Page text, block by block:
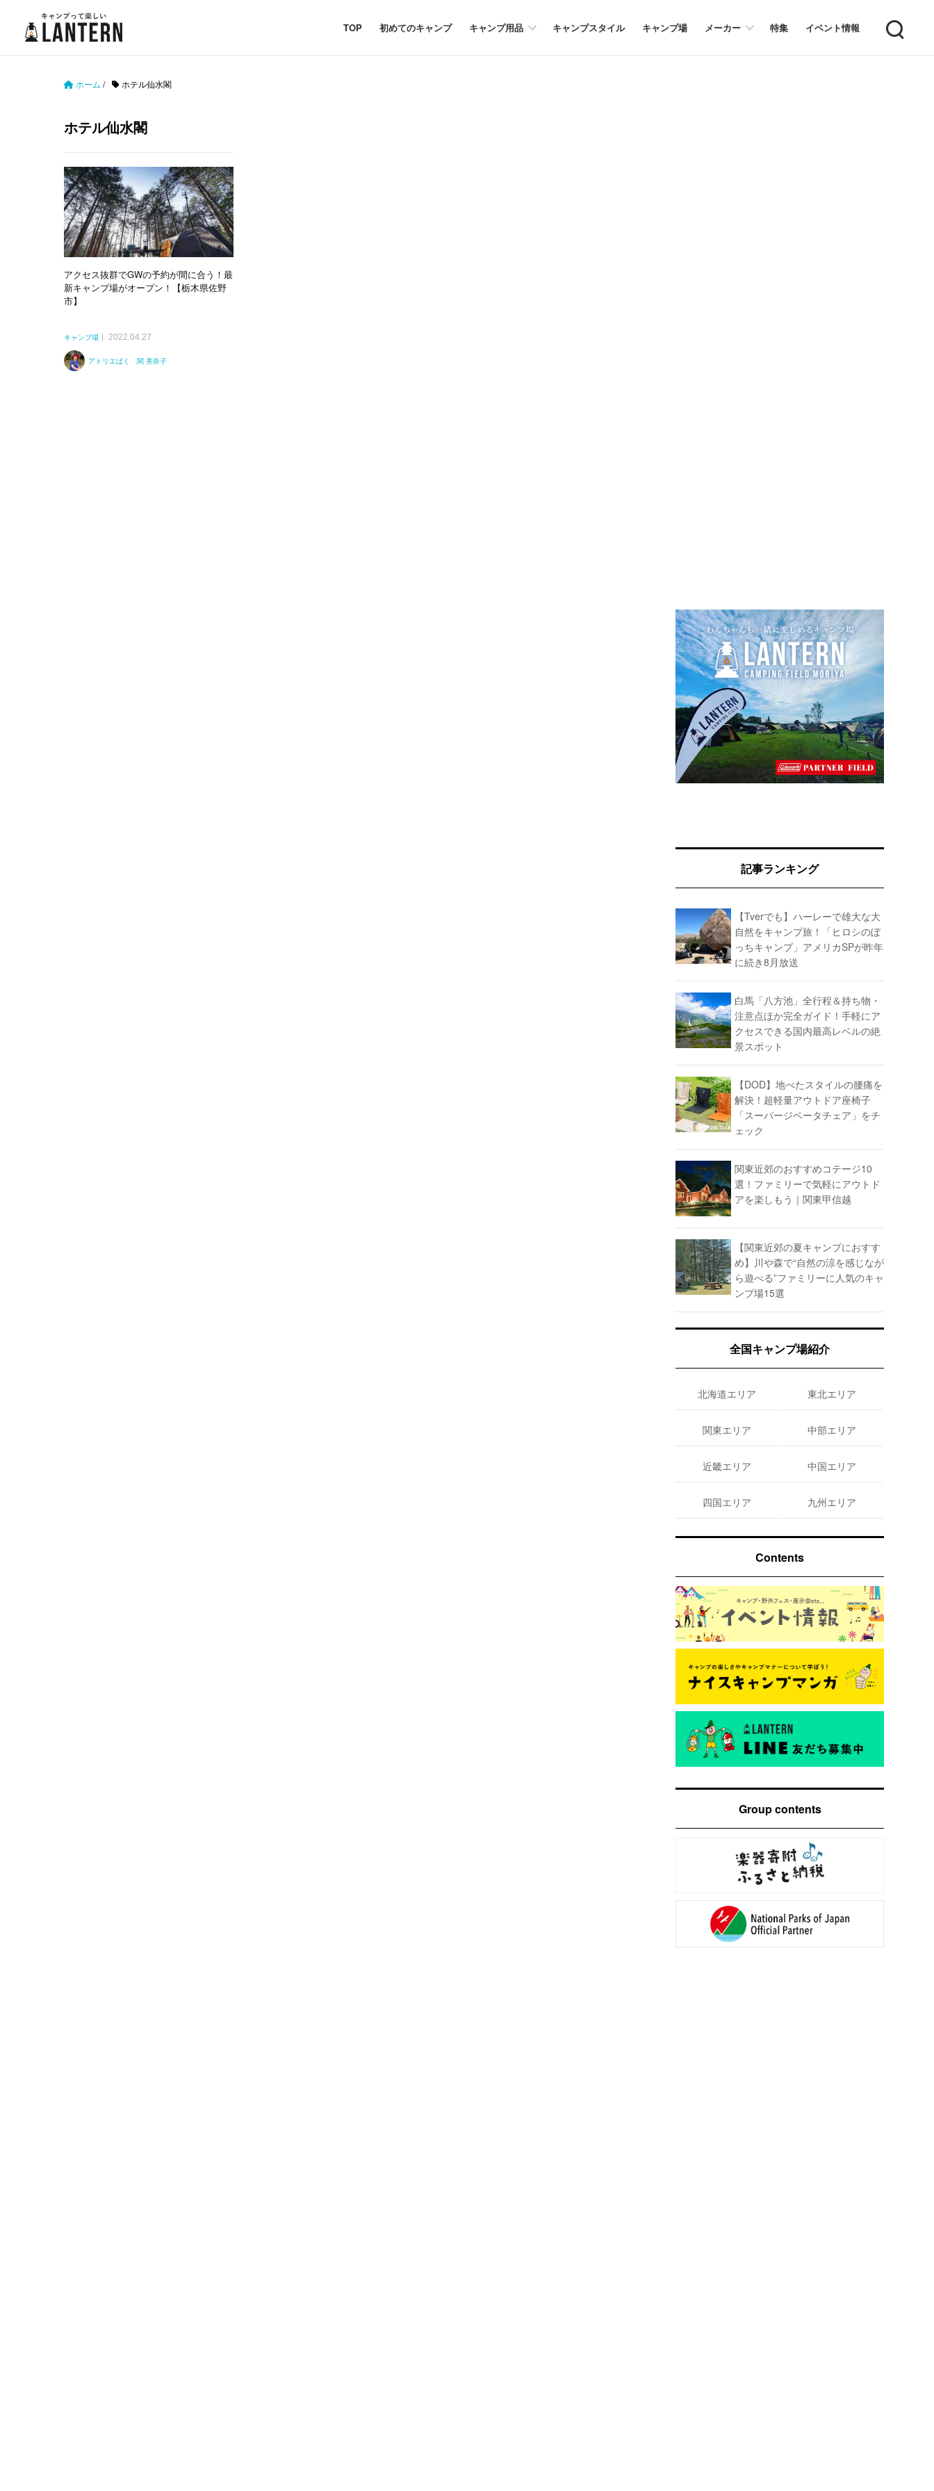
TOP 初めてのキャンプ キャンプ用品 キャンプスタイル キャンプ場 メーカー 特集 イベント情報 Search
ホーム / ホテル仙水閣
ホテル仙水閣
アクセス抜群でGWの予約が間に合う！最
新キャンプ場がオープン！【栃木県佐野
市】
キャンプ場 2022.04.27
アトリエばく 関 美奈子
記事ランキング
【Tverでも】ハーレーで雄大な大
自然をキャンプ旅！「ヒロシのぼ
っちキャンプ」アメリカSPが昨年
に続き8月放送
白馬「八方池」全行程＆持ち物・
注意点ほか完全ガイド！手軽にア
クセスできる国内最高レベルの絶
景スポット
【DOD】地べたスタイルの腰痛を
解決！超軽量アウトドア座椅子
「スーパージベータチェア」をチ
ェック
関東近郊のおすすめコテージ10
選！ファミリーで気軽にアウトド
アを楽しもう｜関東甲信越
【関東近郊の夏キャンプにおすす
め】川や森で“自然の涼を感じなが
ら遊べる”ファミリーに人気のキャ
ンプ場15選
全国キャンプ場紹介
北海道エリア 東北エリア
関東エリア 中部エリア
近畿エリア 中国エリア
四国エリア 九州エリア
Contents
Group contents